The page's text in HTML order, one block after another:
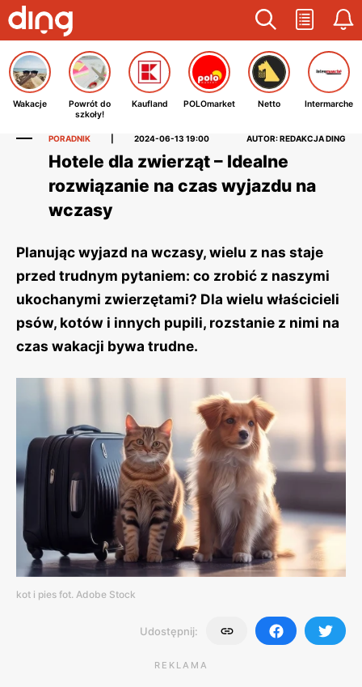
Wakacje
Powrót do
szkoły!
Kaufland POLOmarket Netto Intermarche
PORADNIK 2024-06-13 19:00 AUTOR: REDAKCJA DING
Hotele dla zwierząt – Idealne
rozwiązanie na czas wyjazdu na
wczasy
Planując wyjazd na wczasy, wielu z nas staje
przed trudnym pytaniem: co zrobić z naszymi
ukochanymi zwierzętami? Dla wielu właścicieli
psów, kotów i innych pupili, rozstanie z nimi na
czas wakacji bywa trudne.
kot i pies fot. Adobe Stock
Udostępnij:
REKLAMA